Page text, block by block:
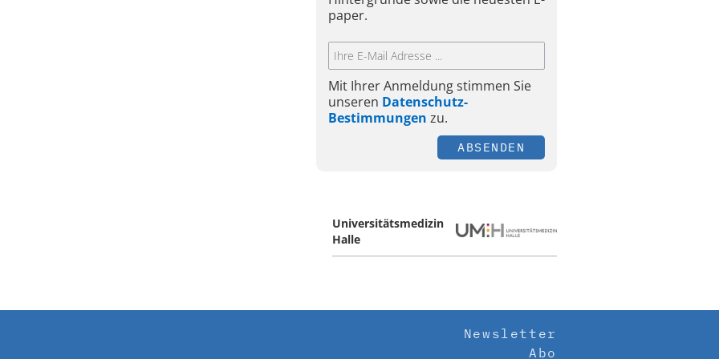
paper.
Mit Ihrer Anmeldung stimmen Sie
unseren Datenschutz-
Bestimmungen zu.
ABSENDEN
Universitätsmedizin
Halle
Newsletter
Abo